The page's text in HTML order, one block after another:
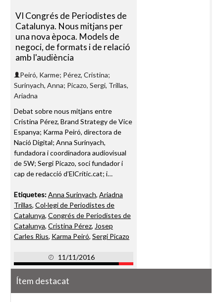
VI Congrés de Periodistes de
Catalunya. Nous mitjans per
una nova època. Models de
negoci, de formats i de relació
amb l'audiència
Peiró, Karme; Pérez, Cristina;
Surinyach, Anna; Picazo, Sergi, Trillas,
Ariadna
Debat sobre nous mitjans entre
Cristina Pérez, Brand Strategy de Vice
Espanya; Karma Peiró, directora de
Nació Digital; Anna Surinyach,
fundadora i coordinadora audiovisual
de 5W; Sergi Picazo, soci fundador i
cap de redacció d’ElCrític.cat; i…
Etiquetes:Anna Surinyach, Ariadna
Trillas, Col·legi de Periodistes de
Catalunya, Congrés de Periodistes de
Catalunya, Cristina Pérez, Josep
Carles Rius, Karma Peiró, Sergi Picazo
11/11/2016
Ítem destacat